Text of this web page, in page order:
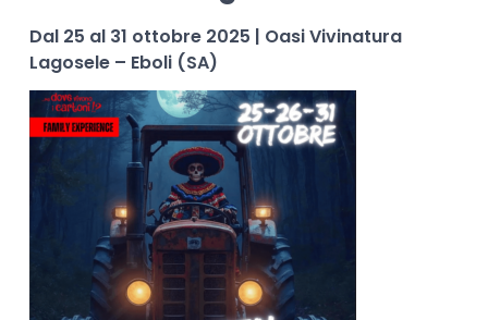
Dal 25 al 31 ottobre 2025 | Oasi Vivinatura
Lagosele – Eboli (SA)